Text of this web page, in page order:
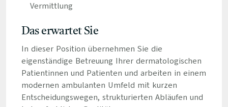
Vermittlung
Das erwartet Sie
In dieser Position übernehmen Sie die
eigenständige Betreuung Ihrer dermatologischen
Patientinnen und Patienten und arbeiten in einem
modernen ambulanten Umfeld mit kurzen
Entscheidungswegen, strukturierten Abläufen und